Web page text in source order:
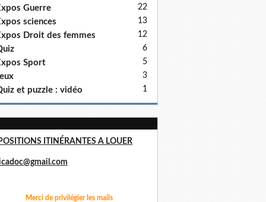
Guerre 22
sciences 13
Droit des femmes 12
6
Sport 5
3
et puzzle : vidéo 1
ITINÉRANTES A LOUER
Merci de privilégier les mails